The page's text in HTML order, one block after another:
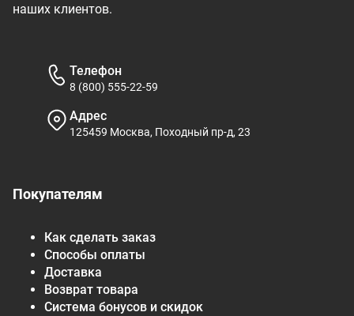
наших клиентов.
Покупателям
Как сделать заказ
Способы оплаты
Доставка
Возврат товара
Система бонусов и скидок
Телефон
8 (800) 555-22-59
Адрес
125459 Москва, Походный пр-д, 23